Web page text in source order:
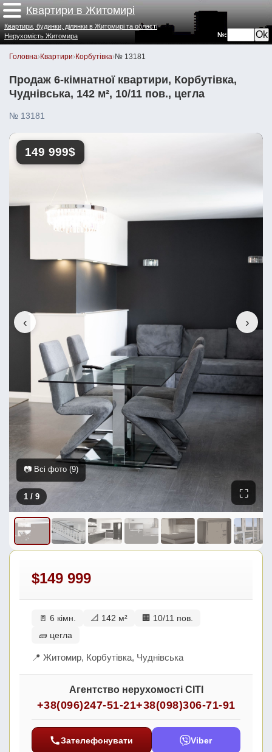
Квартири в Житомирі
№:
Квартири, будинки, ділянки в Житомирі та області
Нерухомість Житомира
Головна›Квартири›Корбутівка›№ 13181
Продаж 6-кімнатної квартири, Корбутівка,
Чуднівська, 142 м², 10/11 пов., цегла
№ 13181
‹ ›
149 999$
1 / 9 ⛶
📷 Всі фото (9)
$149 999
🚪 6 кімн. 📐 142 м²
🏢 10/11 пов.
🧱 цегла
📍 Житомир, Корбутівка, Чуднівська
Агентство нерухомості СІТІ
+38(096)247-51-21+38(098)306-71-91
Зателефонувати Viber